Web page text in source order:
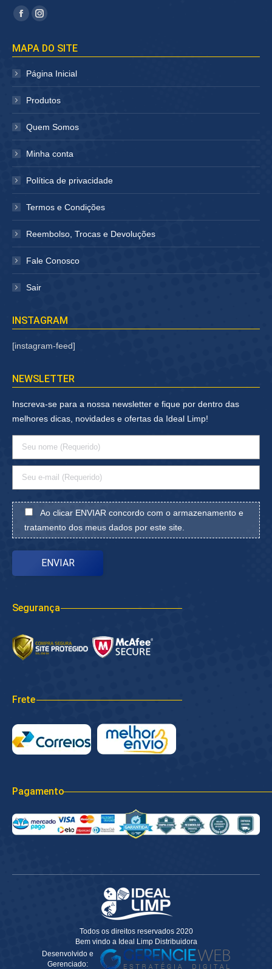
Encontre-nos em:
Facebook
abre
em
janela
Instagram
abre
janela
MAPA DO SITE
Página Inicial
Produtos
Quem Somos
Minha conta
Política de privacidade
Termos e Condições
Reembolso, Trocas e Devoluções
Fale Conosco
Sair
INSTAGRAM
[instagram-feed]
NEWSLETTER
Inscreva-se para a nossa newsletter e fique por dentro das
melhores dicas, novidades e ofertas da Ideal Limp!
Ao clicar ENVIAR concordo com o armazenamento e
tratamento dos meus dados por este site.
Segurança
Frete
Pagamento
Todos os direitos reservados 2020
Bem vindo a Ideal Limp Distribuidora
Desenvolvido e
Gerenciado: